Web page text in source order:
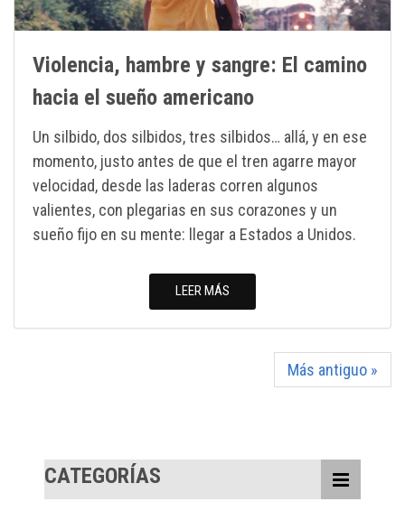
Violencia, hambre y sangre: El camino
hacia el sueño americano
Un silbido, dos silbidos, tres silbidos… allá, y en ese
momento, justo antes de que el tren agarre mayor
velocidad, desde las laderas corren algunos
valientes, con plegarias en sus corazones y un
sueño fijo en su mente: llegar a Estados a Unidos.
LEER MÁS
Más antiguo »
CATEGORÍAS